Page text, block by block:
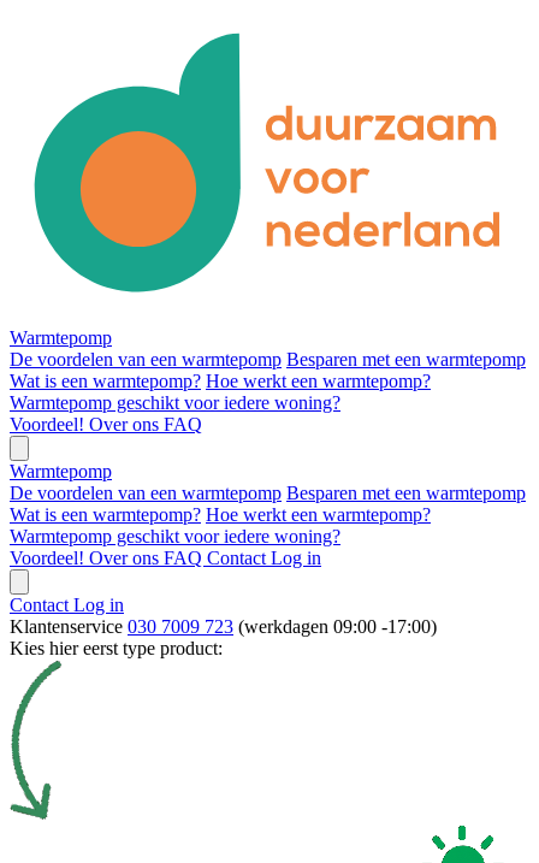
Warmtepomp
De voordelen van een warmtepomp Besparen met een warmtepomp
Wat is een warmtepomp? Hoe werkt een warmtepomp?
Warmtepomp geschikt voor iedere woning?
Voordeel! Over ons FAQ
Warmtepomp
De voordelen van een warmtepomp Besparen met een warmtepomp
Wat is een warmtepomp? Hoe werkt een warmtepomp?
Warmtepomp geschikt voor iedere woning?
Voordeel! Over ons FAQ Contact Log in
Contact Log in
Klantenservice 030 7009 723 (werkdagen 09:00 -17:00)
Kies hier eerst type product: